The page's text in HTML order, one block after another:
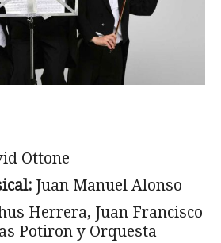
Ottone
Juan Manuel Alonso
Herrera, Juan Francisco
Potiron y Orquesta